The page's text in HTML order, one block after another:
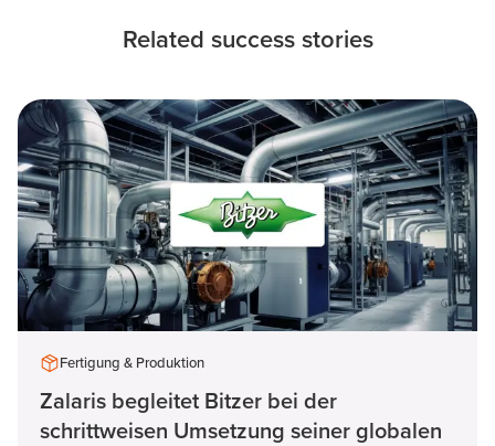
Related success stories
Fertigung & Produktion
Zalaris begleitet Bitzer bei der
schrittweisen Umsetzung seiner globalen